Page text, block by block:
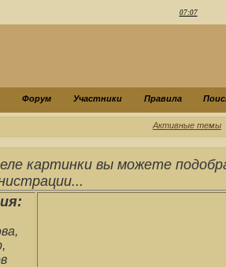
07:07
Форум Участники Правила
Активные темы
картинки вы можете